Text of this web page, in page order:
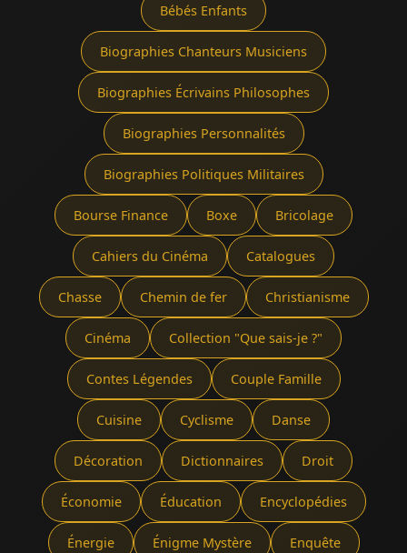
Bébés Enfants
Biographies Chanteurs Musiciens
Biographies Écrivains Philosophes
Biographies Personnalités
Biographies Politiques Militaires
Bourse Finance Boxe Bricolage
Cahiers du Cinéma Catalogues
Chasse Chemin de fer Christianisme
Cinéma Collection "Que sais-je ?"
Contes Légendes Couple Famille
Cuisine Cyclisme Danse
Décoration Dictionnaires Droit
Économie Éducation Encyclopédies
Énergie Énigme Mystère Enquête